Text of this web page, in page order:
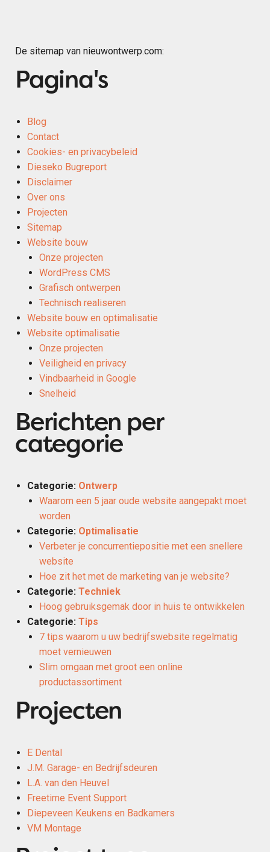
De sitemap van nieuwontwerp.com:
Pagina's
Blog
Contact
Cookies- en privacybeleid
Dieseko Bugreport
Disclaimer
Over ons
Projecten
Sitemap
Website bouw
Onze projecten
WordPress CMS
Grafisch ontwerpen
Technisch realiseren
Website bouw en optimalisatie
Website optimalisatie
Onze projecten
Veiligheid en privacy
Vindbaarheid in Google
Snelheid
Berichten per
categorie
Categorie: Ontwerp
Waarom een 5 jaar oude website aangepakt moet
worden
Categorie: Optimalisatie
Verbeter je concurrentiepositie met een snellere
website
Hoe zit het met de marketing van je website?
Categorie: Techniek
Hoog gebruiksgemak door in huis te ontwikkelen
Categorie: Tips
7 tips waarom u uw bedrijfswebsite regelmatig
moet vernieuwen
Slim omgaan met groot een online
productassortiment
Projecten
E Dental
J.M. Garage- en Bedrijfsdeuren
L.A. van den Heuvel
Freetime Event Support
Diepeveen Keukens en Badkamers
VM Montage